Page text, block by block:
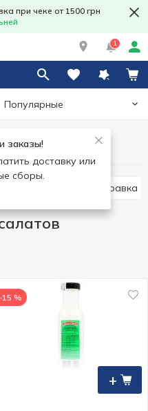
при чеке от 1500 грн
1
Популярные
заказы!
доставку или
сборы.
Заправка
+
15 %